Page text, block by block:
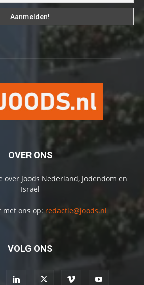
OVER ONS
over Joods Nederland, Jodendom en
Israel
met ons op: redactie@joods.nl
VOLG ONS